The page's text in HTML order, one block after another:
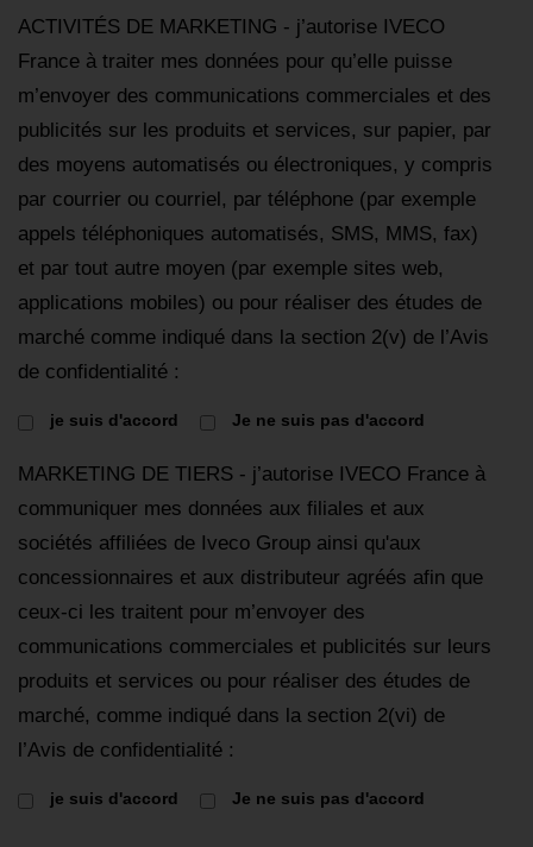
ACTIVITÉS DE MARKETING - j’autorise IVECO
France à traiter mes données pour qu’elle puisse
m’envoyer des communications commerciales et des
publicités sur les produits et services, sur papier, par
des moyens automatisés ou électroniques, y compris
par courrier ou courriel, par téléphone (par exemple
appels téléphoniques automatisés, SMS, MMS, fax)
et par tout autre moyen (par exemple sites web,
applications mobiles) ou pour réaliser des études de
marché comme indiqué dans la section 2(v) de l’Avis
de confidentialité :
je suis d'accord Je ne suis pas d'accord
MARKETING DE TIERS - j’autorise IVECO France à
communiquer mes données aux filiales et aux
sociétés affiliées de Iveco Group ainsi qu'aux
concessionnaires et aux distributeur agréés afin que
ceux-ci les traitent pour m’envoyer des
communications commerciales et publicités sur leurs
produits et services ou pour réaliser des études de
marché, comme indiqué dans la section 2(vi) de
l’Avis de confidentialité :
je suis d'accord Je ne suis pas d'accord